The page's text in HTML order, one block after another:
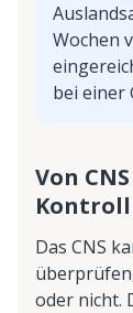
Wochen
bei einer
Von
Das CNS
oder nicht.